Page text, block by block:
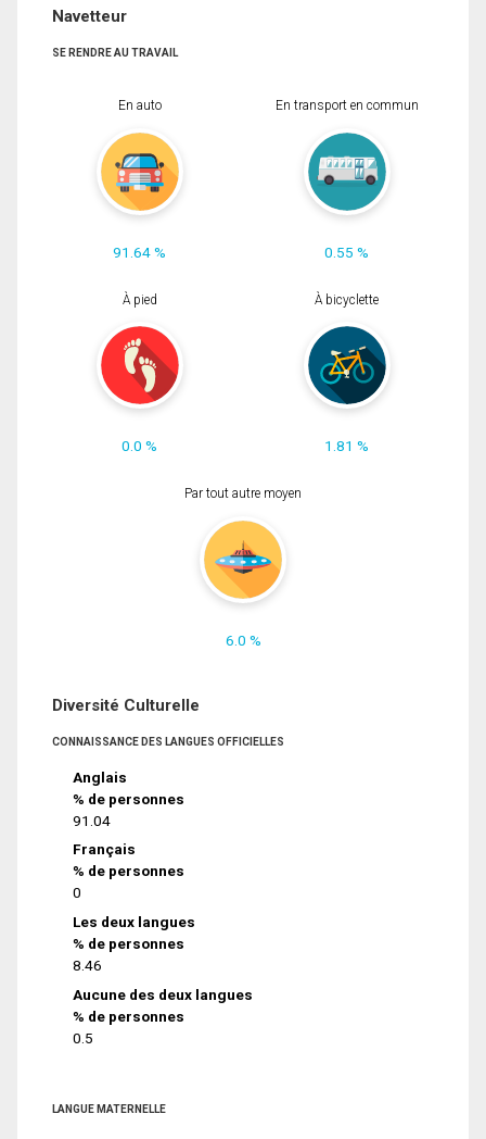
Navetteur
SE RENDRE AU TRAVAIL
En auto
91.64 %
En transport en commun
0.55 %
À pied
0.0 %
À bicyclette
1.81 %
Par tout autre moyen
6.0 %
Diversité Culturelle
CONNAISSANCE DES LANGUES OFFICIELLES
Anglais
% de personnes
91.04
Français
% de personnes
0
Les deux langues
% de personnes
8.46
Aucune des deux langues
% de personnes
0.5
LANGUE MATERNELLE